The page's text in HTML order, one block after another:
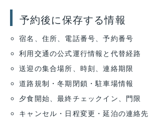
予約後に保存する情報
宿名、住所、電話番号、予約番号
利用交通の公式運行情報と代替経路
送迎の集合場所、時刻、連絡期限
道路規制・冬期閉鎖・駐車場情報
夕食開始、最終チェックイン、門限
キャンセル・日程変更・延泊の連絡先